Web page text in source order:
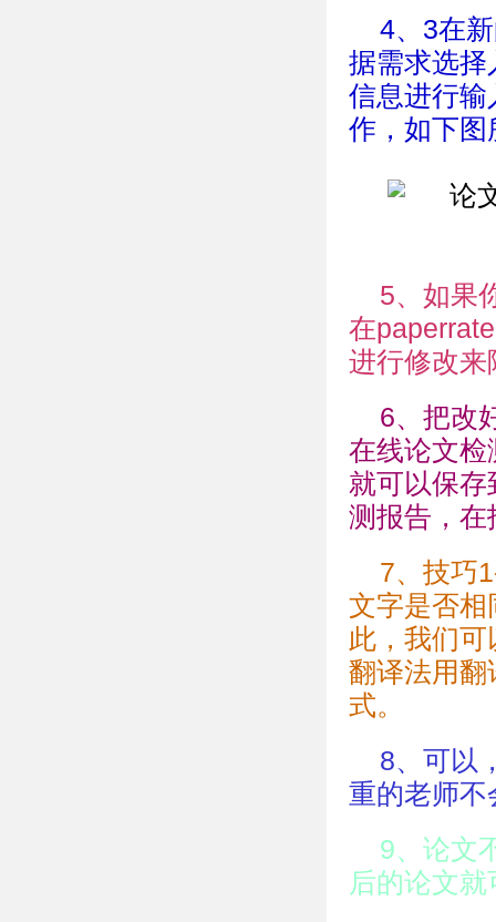
4、3在
据需求选择
信息进行输
作，如下图
5、如果
在
进行修改来
6、把改
在线论文检
就可以保
测报告，在
7、技巧
文字是否相
此，我们
翻译法用翻
式。
8、可以
重的老师不
9、论文
后的论文